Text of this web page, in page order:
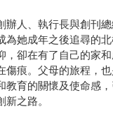
辦人、執行長與創刊
為她成年之後追尋的
，卻在有了自己的家
傷痕。父母的旅程，
教育的關懷及使命感
之路。